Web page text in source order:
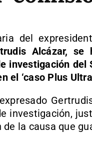
del
Alcázar,
investigación del
el ‘caso Plus
investigación,
de la causa que